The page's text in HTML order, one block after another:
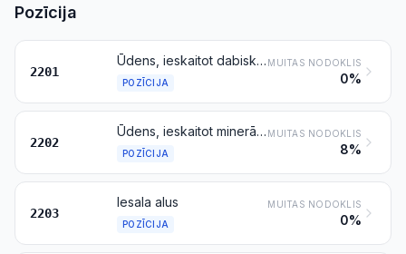
Pozīcija
2201
Ūdens, ieskaitot dabiskos vai mākslīgos minerālūdeņus un gāzētos ūdeņus, bez cukura vai citu saldinātāju piedevas, nearomatizēts, ledus un sniegs
POZĪCIJA
MUITAS NODOKLIS
0%
2202
Ūdens, ieskaitot minerālūdeņus un gāzētos ūdeņus, ar cukura vai citu saldinātāju piedevu vai aromatizēts, un citi bezalkoholiskie dzērieni, izņemot augļu, riekstu vai dārzeņu sulas, kas iekļautas pozīcijā 2009
POZĪCIJA
MUITAS NODOKLIS
8%
2203
Iesala alus
POZĪCIJA
MUITAS NODOKLIS
0%